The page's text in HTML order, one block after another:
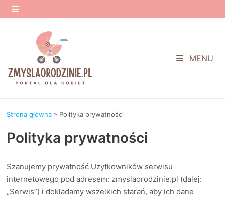
Przejdź
do
MENU
MENU
Strona główna » Polityka prywatności
Polityka prywatności
Szanujemy prywatność Użytkowników serwisu
internetowego pod adresem: zmyslaorodzinie.pl (dalej:
„Serwis”) i dokładamy wszelkich starań, aby ich dane